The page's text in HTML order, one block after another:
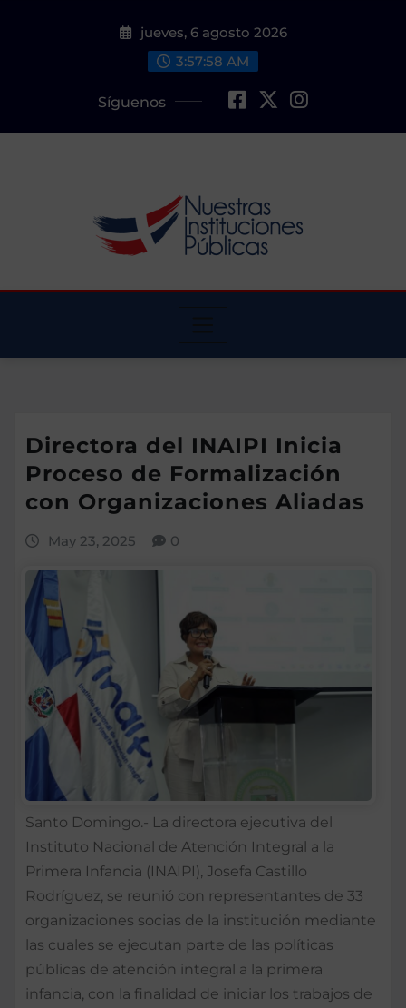
jueves, 6 agosto 2026
3:57:59 AM
Síguenos
Directora del INAIPI Inicia
Proceso de Formalización
con Organizaciones Aliadas
May 23, 2025 0
Santo Domingo.- La directora ejecutiva del
Instituto Nacional de Atención Integral a la
Primera Infancia (INAIPI), Josefa Castillo
Rodríguez, se reunió con representantes de 33
organizaciones socias de la institución mediante
las cuales se ejecutan parte de las políticas
públicas de atención integral a la primera
infancia, con la finalidad de iniciar los trabajos de